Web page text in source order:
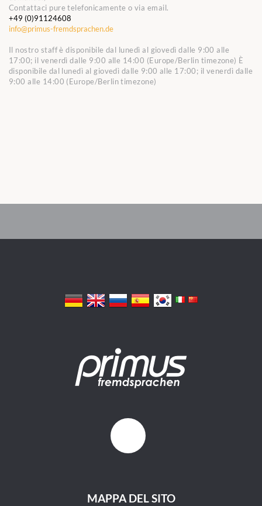
Contattaci pure telefonicamente o via email.
+49 (0)91124608
info@primus-fremdsprachen.de
Il nostro staff è disponibile dal lunedì al giovedì dalle 9:00 alle
17:00; il venerdì dalle 9:00 alle 14:00 (Europe/Berlin timezone) È
disponibile dal lunedì al giovedì dalle 9:00 alle 17:00; il venerdì dalle
9:00 alle 14:00 (Europe/Berlin timezone)
MAPPA DEL SITO